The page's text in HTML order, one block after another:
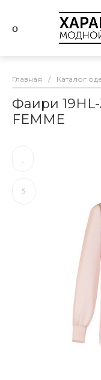
Главная / Каталог
Фаири
FEMME